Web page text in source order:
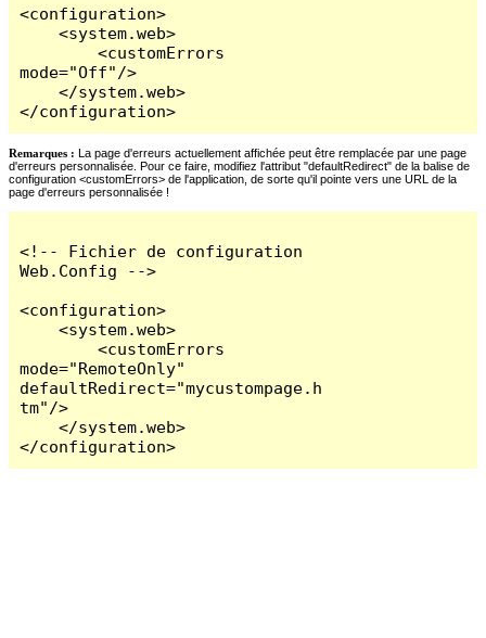
<configuration>
    <system.web>
        <customErrors
mode="Off"/>
    </system.web>
</configuration>
Remarques : La page d'erreurs actuellement affichée peut être remplacée par une page
d'erreurs personnalisée. Pour ce faire, modifiez l'attribut "defaultRedirect" de la balise de
configuration <customErrors> de l'application, de sorte qu'il pointe vers une URL de la
page d'erreurs personnalisée !
<!-- Fichier de configuration
Web.Config -->
<configuration>
    <system.web>
        <customErrors
mode="RemoteOnly"
defaultRedirect="mycustompage.h
tm"/>
    </system.web>
</configuration>